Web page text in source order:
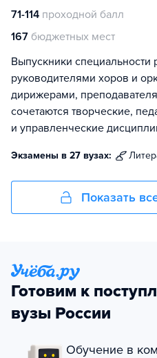
71-114 проходной балл
167 бюджетных мест
Выпускники специальности
руководителями хоров и
дирижерами,
сочетаются творческие,
и управленческие
Экзамены в 27 вузах:
Показать
Готовим к
вузы России
Обучение в